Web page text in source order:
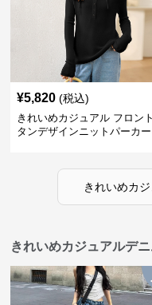
¥5,820 (税込)
きれいめカジュアル フロン
タンデザインニットパーカー
きれいめカ
きれいめカジュアルデ